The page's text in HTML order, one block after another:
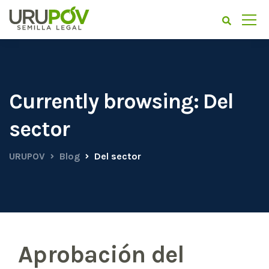
Currently browsing: Del
sector
URUPOV Blog Del sector
Aprobación del